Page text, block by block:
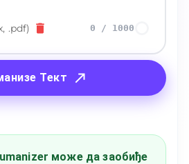
.pdf) 0 / 1000
Тект
може да заобиђе